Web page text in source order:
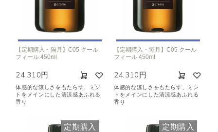
【定期購入・隔月】C05 クール
フィール 450ml
24,310円
体感的な涼しさをもたらす、ミン
トをメインにした清涼感あふれる
香り
【定期購入・毎月】C05 クール
フィール 450ml
24,310円
体感的な涼しさをもたらす、ミン
トをメインにした清涼感あふれる
香り
定期購入 定期購入